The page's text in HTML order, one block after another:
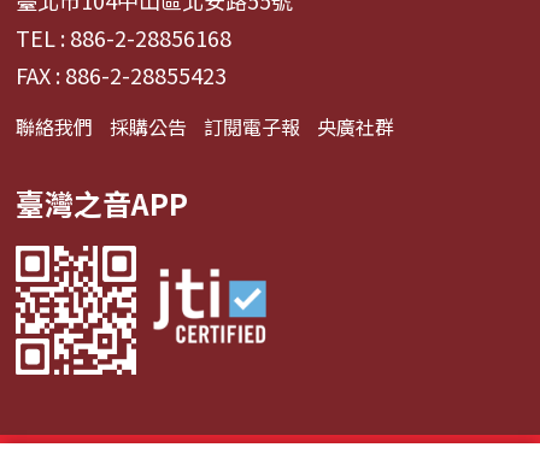
TEL : 886-2-28856168
FAX : 886-2-28855423
聯絡我們 採購公告 訂閱電子報 央廣社群
臺灣之音APP